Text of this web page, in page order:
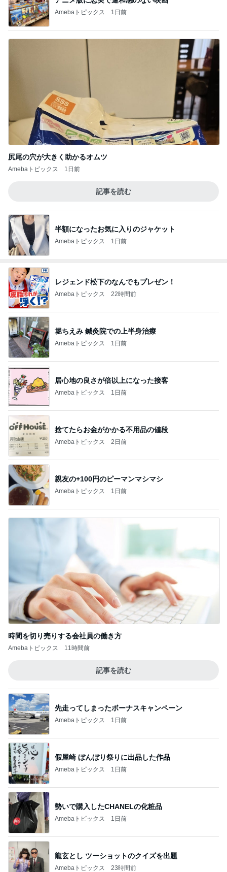
Amebaトピックス 1日前
尻尾の穴が大きく助かるオムツ
Amebaトピックス 1日前
記事を読む
半額になったお気に入りのジャケット
Amebaトピックス 1日前
レジェンド松下のなんでもプレゼン！
Amebaトピックス 22時間前
堀ちえみ 鍼灸院での上半身治療
Amebaトピックス 1日前
居心地の良さが倍以上になった接客
Amebaトピックス 1日前
捨てたらお金がかかる不用品の値段
Amebaトピックス 2日前
親友の+100円のピーマンマシマシ
Amebaトピックス 1日前
時間を切り売りする会社員の働き方
Amebaトピックス 11時間前
記事を読む
先走ってしまったボーナスキャンペーン
Amebaトピックス 1日前
假屋崎 ぼんぼり祭りに出品した作品
Amebaトピックス 1日前
勢いで購入したCHANELの化粧品
Amebaトピックス 1日前
龍玄とし ツーショットのクイズを出題
Amebaトピックス 23時間前